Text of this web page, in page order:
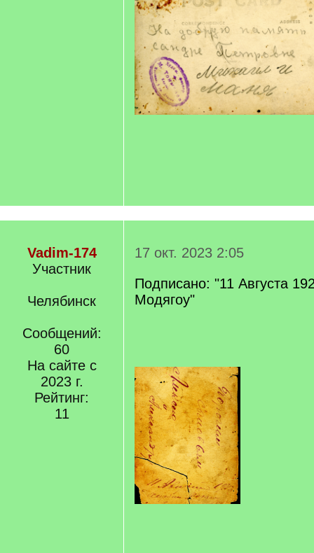
Vadim-174
Участник
Челябинск
Сообщений:
60
На сайте с
2023 г.
Рейтинг:
11
17 окт. 2023 2:05
Подписано: "11 Августа
Модягоу"